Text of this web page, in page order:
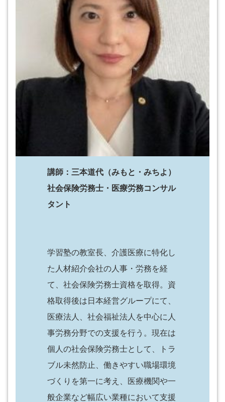
講師：三本道代（みもと・みちよ）
社会保険労務士・医療労務コンサル
タント
学習塾の教室長、介護医療に特化し
た人材紹介会社の人事・労務を経
て、社会保険労務士資格を取得。資
格取得後は日本経営グループにて、
医療法人、社会福祉法人を中心に人
事労務分野での支援を行う。現在は
個人の社会保険労務士として、トラ
ブル未然防止、働きやすい職場環境
づくりを第一に考え、医療機関や一
般企業など幅広い業種において支援